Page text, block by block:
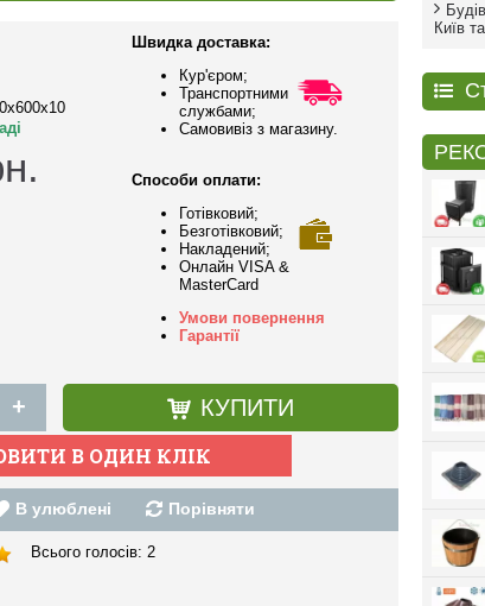
Київ
Швидка доставка:
Кур'єром;
Транспортними
службами;
Самовивіз з магазину.
Способи оплати:
Готівковий;
Безготівковий;
Накладений;
Онлайн VISA &
MasterCard
Умови повернення
Гарантії
+ КУПИТИ
В улюблені Порівняти
Всього голосів: 2